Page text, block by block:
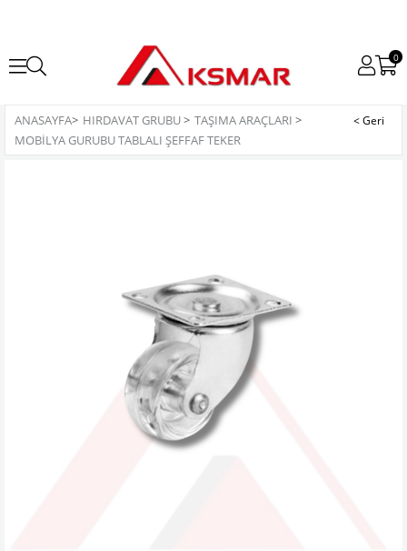
0
ANASAYFA> HIRDAVAT GRUBU> TAŞIMA ARAÇLARI >
MOBİLYA GURUBU TABLALI ŞEFFAF TEKER